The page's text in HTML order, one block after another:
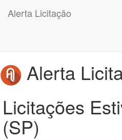
Alerta Licitação
Alerta
Licitações
(SP)